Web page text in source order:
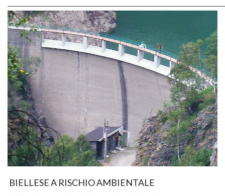
BIELLESE A RISCHIO AMBIENTALE